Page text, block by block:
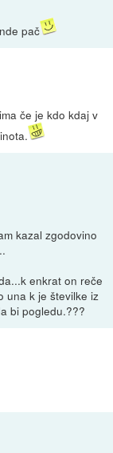
pač
če je kdo kdaj v
kazal zgodovino
enkrat on reče
una k je številke iz
bi pogledu.???